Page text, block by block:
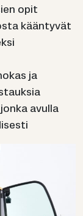
opit
kääntyvät
ja
avulla